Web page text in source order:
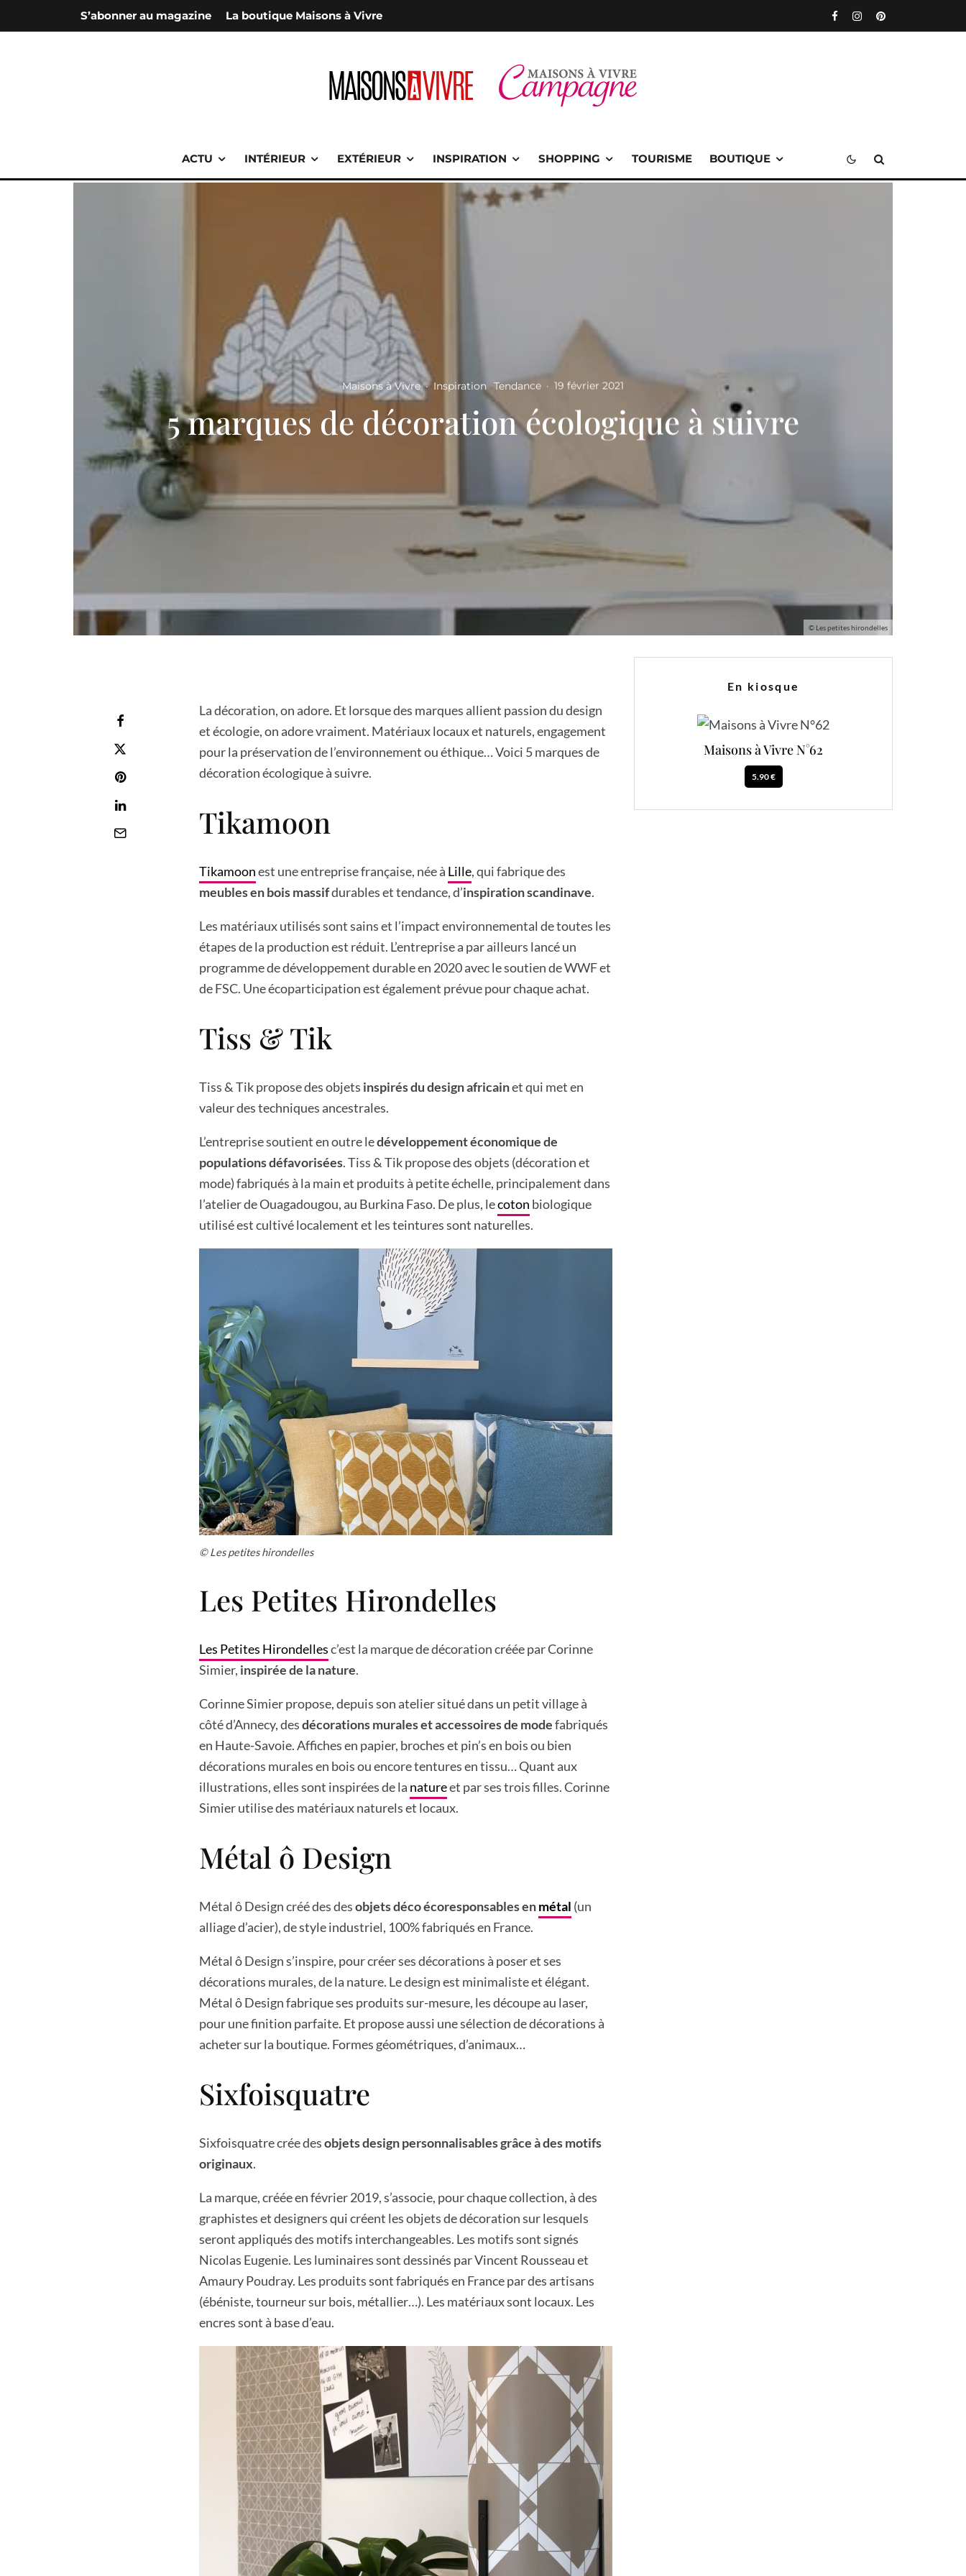
S’abonner au magazine La boutique Maisons à Vivre
ACTU INTÉRIEUR EXTÉRIEUR INSPIRATION SHOPPING TOURISME BOUTIQUE
© Les petites hirondelles
Maisons à Vivre · Inspiration Tendance · 19 février 2021
5 marques de décoration écologique à suivre
La décoration, on adore. Et lorsque des marques allient passion du design
et écologie, on adore vraiment. Matériaux locaux et naturels, engagement
pour la préservation de l’environnement ou éthique… Voici 5 marques de
décoration écologique à suivre.
Tikamoon
Tikamoonest une entreprise française, née à Lille, qui fabrique des
meubles en bois massifdurables et tendance, d’inspiration scandinave.
Les matériaux utilisés sont sains et l’impact environnemental de toutes les
étapes de la production est réduit. L’entreprise a par ailleurs lancé un
programme de développement durable en 2020 avec le soutien de WWF et
de FSC. Une écoparticipation est également prévue pour chaque achat.
Tiss & Tik
Tiss & Tik propose des objets inspirés du design africainet qui met en
valeur des techniques ancestrales.
L’entreprise soutient en outre ledéveloppement économique de
populations défavorisées. Tiss & Tik propose des objets (décoration et
mode) fabriqués à la main et produits à petite échelle, principalement dans
l’atelier de Ouagadougou, au Burkina Faso. De plus, lecoton biologique
utilisé est cultivé localement et les teintures sont naturelles.
© Les petites hirondelles
Les Petites Hirondelles
Les Petites Hirondellesc’est la marque de décoration créée par Corinne
Simier, inspirée de la nature.
Corinne Simier propose, depuis son atelier situé dans un petit village à
côté d’Annecy, desdécorations murales et accessoires de modefabriqués
en Haute-Savoie. Affiches en papier, broches et pin’s en bois ou bien
décorations murales en bois ou encore tentures en tissu… Quant aux
illustrations, elles sont inspirées de la natureet par ses trois filles. Corinne
Simier utilise des matériaux naturels et locaux.
Métal ô Design
Métal ô Design créé des desobjets déco écoresponsables enmétal (un
alliage d’acier), de style industriel, 100% fabriqués en France.
Métal ô Design s’inspire, pour créer ses décorations à poser et ses
décorations murales, de la nature. Le design est minimaliste et élégant.
Métal ô Design fabrique ses produits sur-mesure, les découpe au laser,
pour une finition parfaite. Et propose aussi une sélection de décorations à
acheter sur la boutique. Formes géométriques, d’animaux…
Sixfoisquatre
Sixfoisquatre crée desobjets design personnalisables grâce à des motifs
originaux.
La marque, créée en février 2019, s’associe, pour chaque collection, à des
graphistes et designers qui créent les objets de décoration sur lesquels
seront appliqués des motifs interchangeables. Les motifs sont signés
Nicolas Eugenie. Les luminaires sont dessinés par Vincent Rousseau et
Amaury Poudray. Les produits sont fabriqués en France par des artisans
(ébéniste, tourneur sur bois, métallier…). Les matériaux sont locaux. Les
encres sont à base d’eau.
En kiosque
Maisons à Vivre N°62
5.90 €